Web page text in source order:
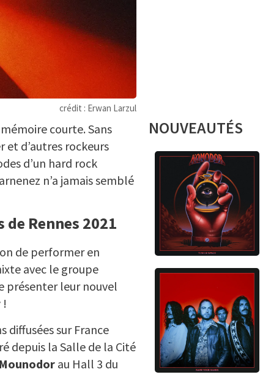
crédit : Erwan Larzul
courte. Sans
et d’autres rockeurs
d’un hard rock
n’a jamais semblé
Rennes 2021
de performer en
avec le groupe
présenter leur nouvel
!
diffusées sur France
depuis la Salle de la Cité
au Hall 3 du
NOUVEAUTÉS